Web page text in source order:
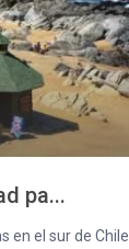
pa...
en el sur de Chile